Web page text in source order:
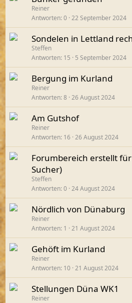
Reiner
Antworten 0 22 September 2024
Sondelen in Lettland
Steffen
Antworten 15 5 September 2024
Bergung im Kurland
Reiner
Antworten 8 26 August 2024
Am Gutshof
Reiner
Antworten 16 26 August 2024
Forumbereich erstellt
Sucher)
Steffen
Antworten 0 24 August 2024
Nördlich von Dünaburg
Reiner
Antworten 1 21 August 2024
Gehöft im Kurland
Reiner
Antworten 10 21 August 2024
Stellungen Düna WK1
Reiner